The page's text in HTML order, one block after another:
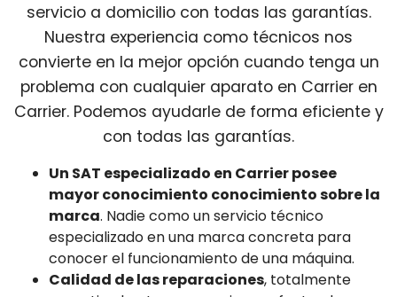
servicio a domicilio con todas las garantías.
Nuestra experiencia como técnicos nos
convierte en la mejor opción cuando tenga un
problema con cualquier aparato en Carrier en
Carrier. Podemos ayudarle de forma eficiente y
con todas las garantías.
Un SAT especializado en Carrier posee
mayor conocimiento conocimiento sobre la
marca. Nadie como un servicio técnico
especializado en una marca concreta para
conocer el funcionamiento de una máquina.
Calidad de las reparaciones, totalmente